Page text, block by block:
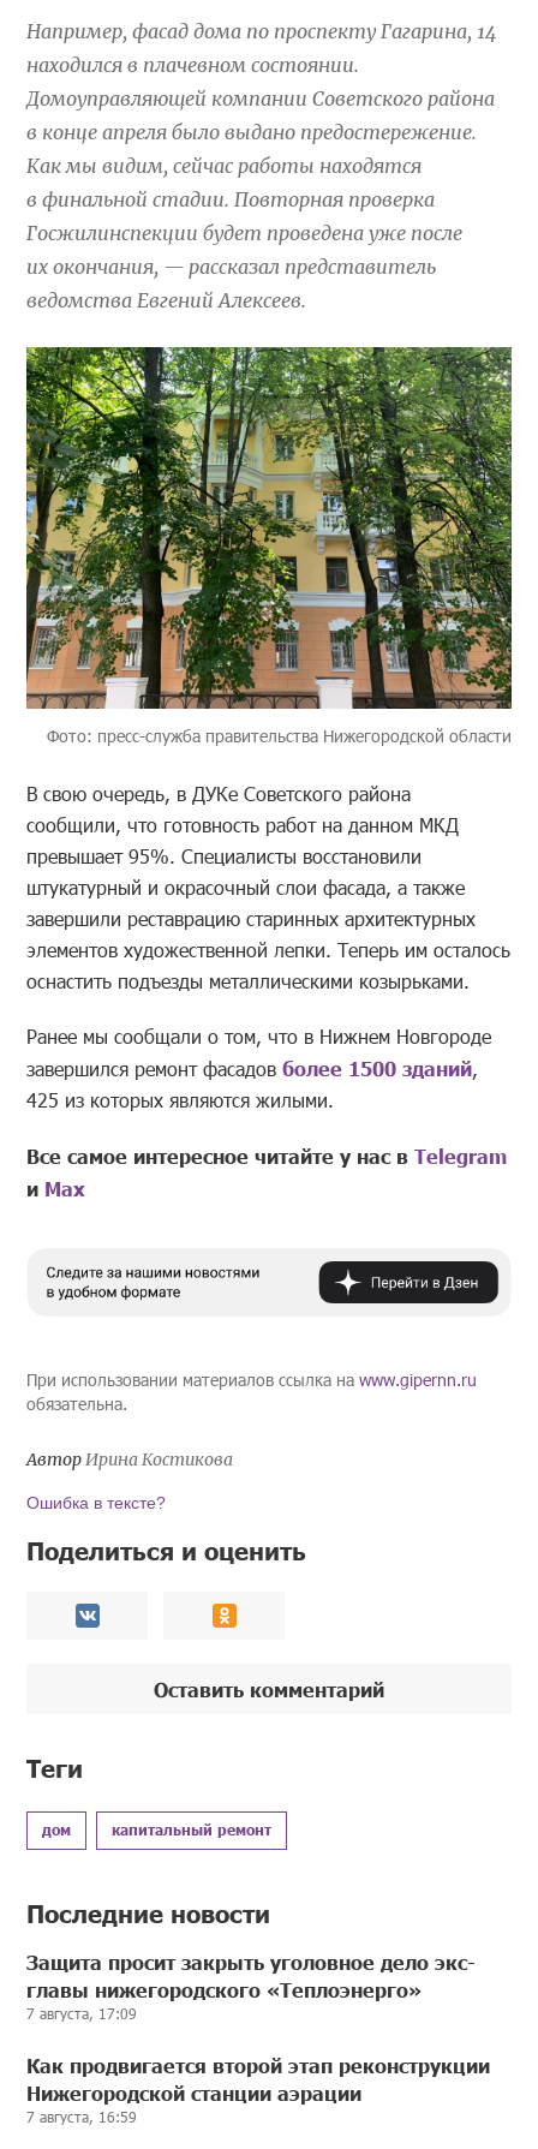
Например, фасад дома по проспекту Гагарина, 14
находился в плачевном состоянии.
Домоуправляющей компании Советского района
в конце апреля было выдано предостережение.
Как мы видим, сейчас работы находятся
в финальной стадии. Повторная проверка
Госжилинспекции будет проведена уже после
их окончания, — рассказал представитель
ведомства Евгений Алексеев.
Фото: пресс-служба правительства Нижегородской области
В свою очередь, в ДУКе Советского района
сообщили, что готовность работ на данном МКД
превышает 95%. Специалисты восстановили
штукатурный и окрасочный слои фасада, а также
завершили реставрацию старинных архитектурных
элементов художественной лепки. Теперь им осталось
оснастить подъезды металлическими козырьками.
Ранее мы сообщали о том, что в Нижнем Новгороде
завершился ремонт фасадовболее 1500 зданий,
425 из которых являются жилыми.
Все самое интересное читайте у нас вTelegram
и Mах
При использовании материалов ссылка наwww.gipernn.ru
обязательна.
АвторИрина Костикова
Ошибка в тексте?
Поделиться и оценить
Оставить комментарий
Теги
дом капитальный ремонт
Последние новости
Защита просит закрыть уголовное дело экс-
главы нижегородского «Теплоэнерго»
7 августа, 17:09
Как продвигается второй этап реконструкции
Нижегородской станции аэрации
7 августа, 16:59